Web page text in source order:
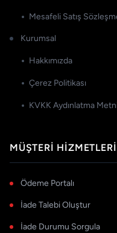
Mesafeli Satış
Kurumsal
Hakkımızda
Çerez Politikası
KVKK Aydınlatma
MÜŞTERI HIZMETLERI
Ödeme Portalı
İade Talebi Oluştur
İade Durumu Sorgula